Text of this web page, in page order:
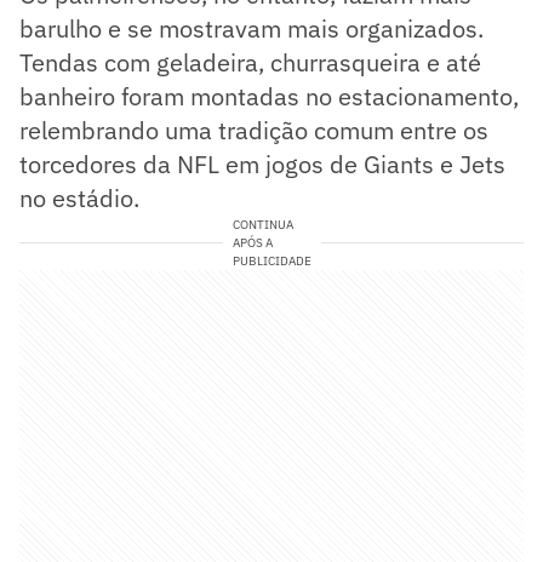
barulho e se mostravam mais organizados.
Tendas com geladeira, churrasqueira e até
banheiro foram montadas no estacionamento,
relembrando uma tradição comum entre os
torcedores da NFL em jogos de Giants e Jets
no estádio.
CONTINUA
APÓS A
PUBLICIDADE